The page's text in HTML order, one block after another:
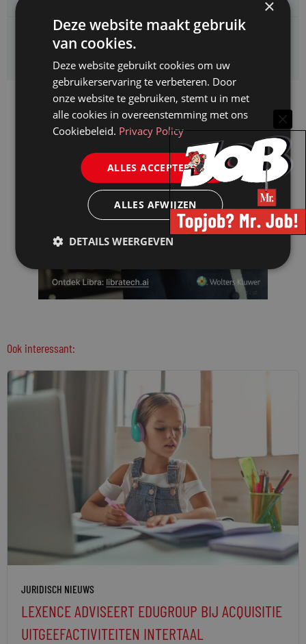
Kifid zoekt een
Jurist- secretaris
Ook interessant:
JURIDISCH NIEUWS
LEXENCE ADVISEERT EDUGROUP BIJ ACQUISITIE
UITGEEFACTIVITEITEN INTERTAAL
×
Deze website maakt gebruik
van cookies.
Deze website gebruikt cookies om uw
gebruikerservaring te verbeteren. Door
onze website te gebruiken, stemt u in met
alle cookies in overeenstemming met ons
Cookiebeleid. Privacy Policy
ALLES ACCEPTEREN
ALLES AFWIJZEN
DETAILS WEERGEVEN